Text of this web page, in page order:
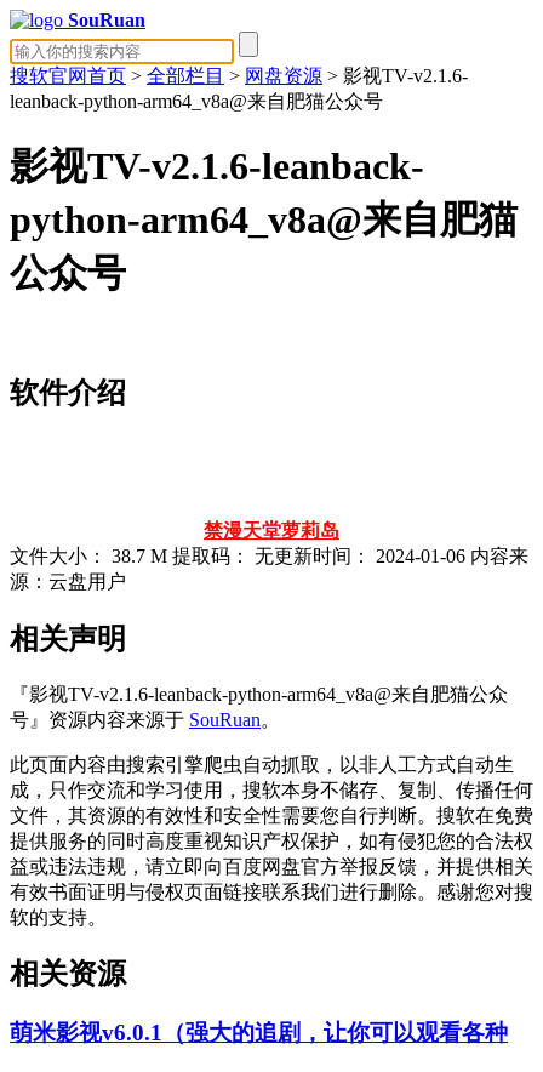
SouRuan
搜软官网首页 > 全部栏目 > 网盘资源 > 影视TV-v2.1.6-
leanback-python-arm64_v8a@来自肥猫公众号
影视TV-v2.1.6-leanback-
python-arm64_v8a@来自肥猫
公众号
软件介绍
禁漫天堂萝莉岛
文件大小：
38.7 M 提取码： 无更新时间： 2024-01-06 内容来
源：云盘用户
相关声明
『影视TV-v2.1.6-leanback-python-arm64_v8a@来自肥猫公众
号』资源内容来源于 SouRuan。
此页面内容由搜索引擎爬虫自动抓取，以非人工方式自动生
成，只作交流和学习使用，搜软本身不储存、复制、传播任何
文件，其资源的有效性和安全性需要您自行判断。搜软在免费
提供服务的同时高度重视知识产权保护，如有侵犯您的合法权
益或违法违规，请立即向百度网盘官方举报反馈，并提供相关
有效书面证明与侵权页面链接联系我们进行删除。感谢您对搜
软的支持。
相关资源
萌米影视v6.0.1（强大的追剧，让你可以观看各种